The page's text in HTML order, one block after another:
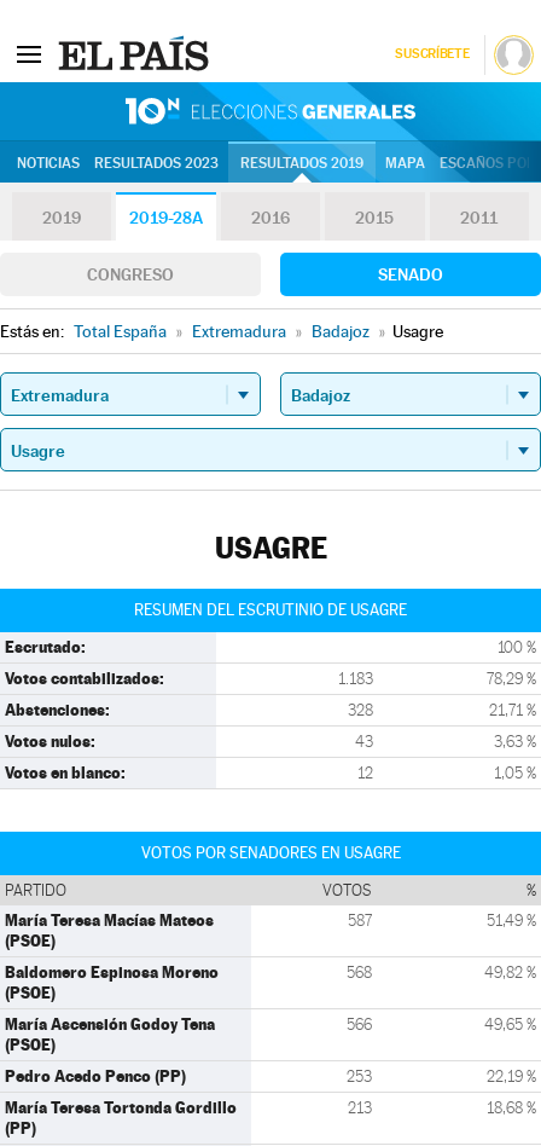
SUSCRÍBETE
NOTICIAS RESULTADOS 2023 RESULTADOS 2019 MAPA ESCAÑOS
2019 2019-28A 2016 2015 2011
CONGRESO SENADO
Estás en: Total España » Extremadura » Badajoz » Usagre
USAGRE
RESUMEN DEL ESCRUTINIO DE USAGRE
Escrutado: 100 %
Votos contabilizados: 1.183 78,29 %
Abstenciones: 328 21,71 %
Votos nulos: 43 3,63 %
Votos en blanco: 12 1,05 %
VOTOS POR SENADORES EN USAGRE
PARTIDO VOTOS %
María Teresa Macías Mateos
(PSOE)
587 51,49 %
Baldomero Espinosa Moreno
(PSOE)
568 49,82 %
María Ascensión Godoy Tena
(PSOE)
566 49,65 %
Pedro Acedo Penco (PP) 253 22,19 %
María Teresa Tortonda Gordillo
(PP)
213 18,68 %